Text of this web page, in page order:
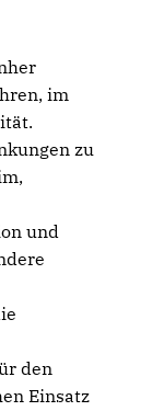
im
zu
und
den
Einsatz